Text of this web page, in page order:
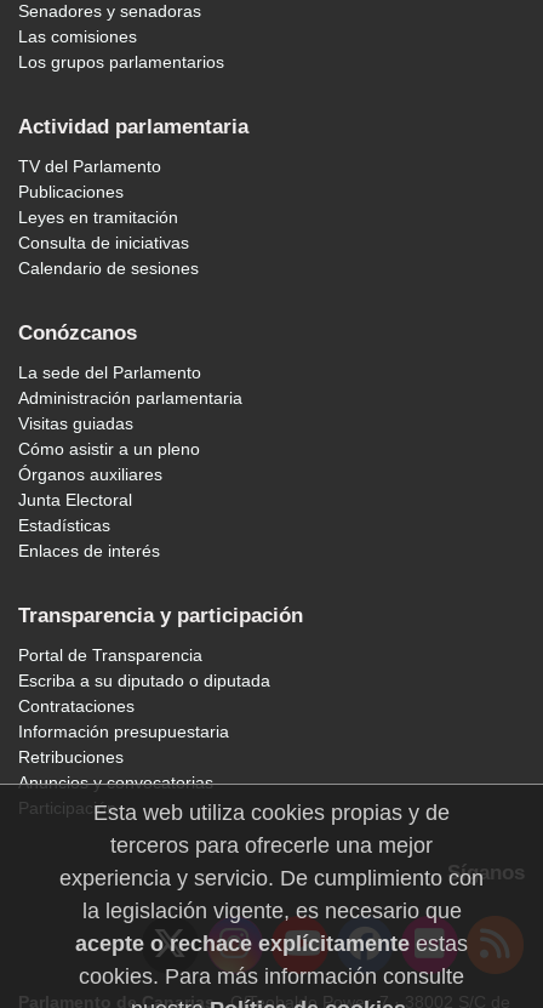
Senadores y senadoras
Las comisiones
Los grupos parlamentarios
Actividad parlamentaria
TV del Parlamento
Publicaciones
Leyes en tramitación
Consulta de iniciativas
Calendario de sesiones
Conózcanos
La sede del Parlamento
Administración parlamentaria
Visitas guiadas
Cómo asistir a un pleno
Órganos auxiliares
Junta Electoral
Estadísticas
Enlaces de interés
Transparencia y participación
Portal de Transparencia
Escriba a su diputado o diputada
Contrataciones
Información presupuestaria
Retribuciones
Anuncios y convocatorias
Participación
Síganos
Parlamento de Canarias· C/Teobaldo Power, 7 · 38002 S/C de
Esta web utiliza cookies propias y de
terceros para ofrecerle una mejor
experiencia y servicio. De cumplimiento con
la legislación vigente, es necesario que
acepte o rechace explícitamente estas
cookies. Para más información consulte